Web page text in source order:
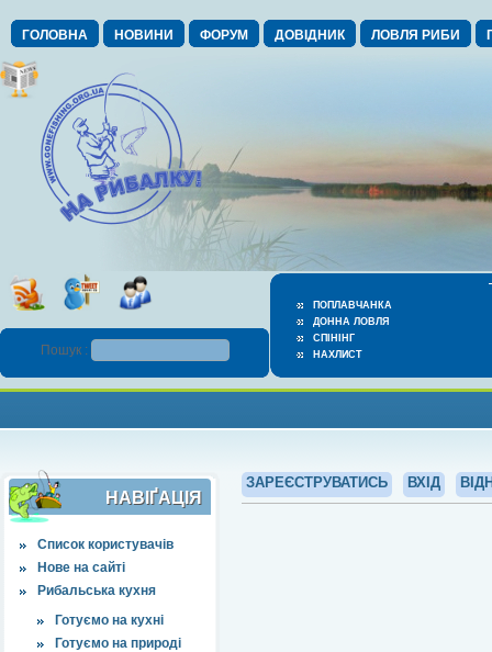
ГОЛОВНА НОВИНИ ФОРУМ ДОВІДНИК ЛОВЛЯ РИБИ
ПОПЛАВЧАНКА
ДОННА ЛОВЛЯ
СПІНІНГ
НАХЛИСТ
Пошук :
НАВІҐАЦІЯ
Список користувачів
Нове на сайті
Рибальська кухня
Готуємо на кухні
Готуємо на природі
ЗАРЕЄСТРУВАТИСЬ ВХІД